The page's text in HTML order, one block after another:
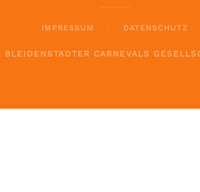
IMPRESSUM DATENSCHUTZ
BLEIDENSTADTER CARNEVALS